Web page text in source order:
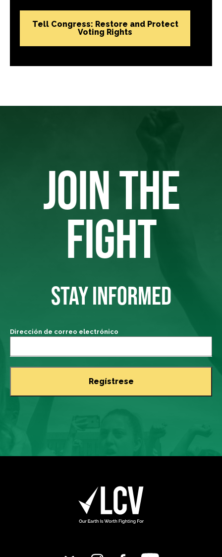
Tell Congress: Restore and Protect
Voting Rights
JOIN THE
FIGHT
STAY INFORMED
Dirección de correo electrónico